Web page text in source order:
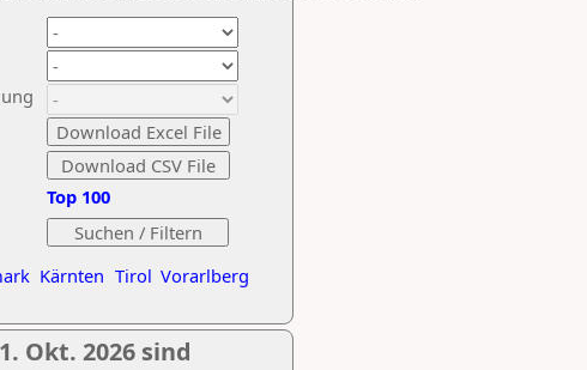
Kärnten Tirol Vorarlberg
Top 100
Okt. 2026 sind